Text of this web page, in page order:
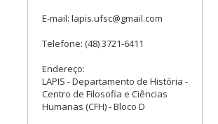
E-mail: lapis.ufsc@gmail.com
Telefone: (48) 3721-6411
Endereço:
LAPIS - Departamento de História -
Centro de Filosofia e Ciências
Humanas (CFH) - Bloco D